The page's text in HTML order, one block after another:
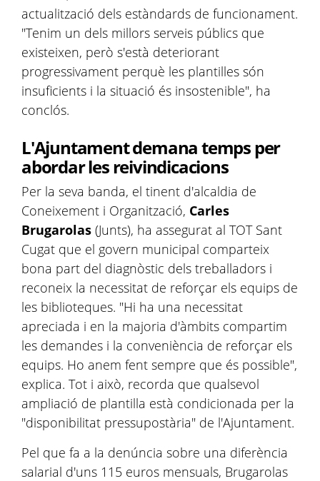
actualització dels estàndards de funcionament.
"Tenim un dels millors serveis públics que
existeixen, però s'està deteriorant
progressivament perquè les plantilles són
insuficients i la situació és insostenible", ha
conclós.
L'Ajuntament demana temps per
abordar les reivindicacions
Per la seva banda, el tinent d'alcaldia de
Coneixement i Organització, Carles
Brugarolas (Junts), ha assegurat al TOT Sant
Cugat que el govern municipal comparteix
bona part del diagnòstic dels treballadors i
reconeix la necessitat de reforçar els equips de
les biblioteques. "Hi ha una necessitat
apreciada i en la majoria d'àmbits compartim
les demandes i la conveniència de reforçar els
equips. Ho anem fent sempre que és possible",
explica. Tot i això, recorda que qualsevol
ampliació de plantilla està condicionada per la
"disponibilitat pressupostària" de l'Ajuntament.
Pel que fa a la denúncia sobre una diferència
salarial d'uns 115 euros mensuals, Brugarolas